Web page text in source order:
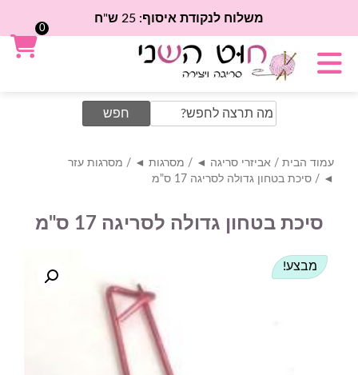
משלוח לנקודת איסוף: 25 ש"ח
Search
for:
עמוד הבית / אביזרי סריגה ◄ / מסרגות ◄ / מסרגות עזר
◄ / סיכת בטחון גדולה לסריגה 17 ס"מ
סיכת בטחון גדולה לסריגה 17 ס"מ
מבצע!
0